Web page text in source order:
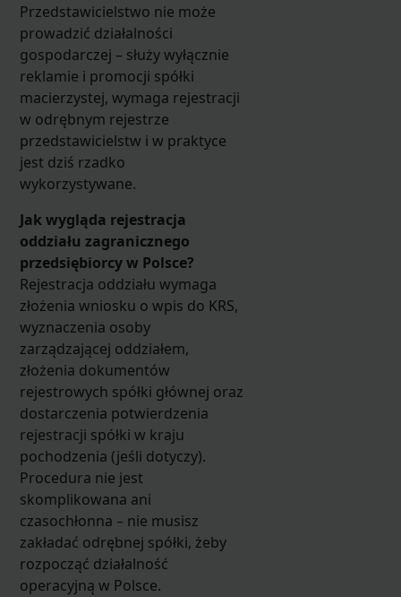
Przedstawicielstwo nie może
prowadzić działalności
gospodarczej – służy wyłącznie
reklamie i promocji spółki
macierzystej, wymaga rejestracji
w odrębnym rejestrze
przedstawicielstw i w praktyce
jest dziś rzadko
wykorzystywane.
Jak wygląda rejestracja
oddziału zagranicznego
przedsiębiorcy w Polsce?
Rejestracja oddziału wymaga
złożenia wniosku o wpis do KRS,
wyznaczenia osoby
zarządzającej oddziałem,
złożenia dokumentów
rejestrowych spółki głównej oraz
dostarczenia potwierdzenia
rejestracji spółki w kraju
pochodzenia (jeśli dotyczy).
Procedura nie jest
skomplikowana ani
czasochłonna – nie musisz
zakładać odrębnej spółki, żeby
rozpocząć działalność
operacyjną w Polsce.